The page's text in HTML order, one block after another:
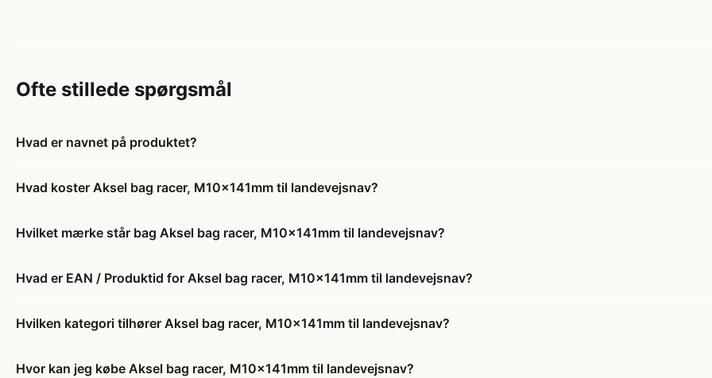
Ofte stillede spørgsmål
Hvad er navnet på produktet?
Hvad koster Aksel bag racer, M10x141mm til landevejsnav?
Hvilket mærke står bag Aksel bag racer, M10x141mm til landevejsnav?
Hvad er EAN / Produktid for Aksel bag racer, M10x141mm til landevejsnav?
Hvilken kategori tilhører Aksel bag racer, M10x141mm til landevejsnav?
Hvor kan jeg købe Aksel bag racer, M10x141mm til landevejsnav?